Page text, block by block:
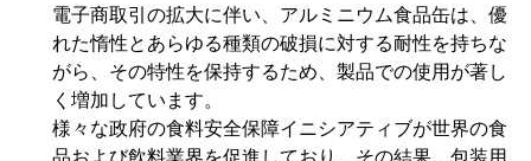
電子商取引の拡大に伴い、アルミニウム食品缶は、優
れた惰性とあらゆる種類の破損に対する耐性を持ちな
がら、その特性を保持するため、製品での使用が著し
く増加しています。
様々な政府の食料安全保障イニシアティブが世界の食